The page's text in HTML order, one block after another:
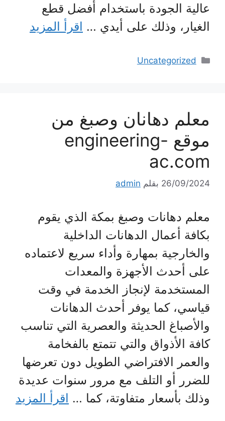
عالية الجودة باستخدام أفضل قطع
الغيار، وذلك على أيدي … اقرأ المزيد
التصنيفات
Uncategorized
معلم دهانان وصبغ من
موقع engineering-
ac.com
26/09/2024 بقلم admin
معلم دهانات وصبغ بمكة الذي يقوم
بكافة أعمال الدهانات الداخلية
والخارجية بمهارة وأداء سريع لاعتماده
على أحدث الأجهزة والمعدات
المستخدمة لإنجاز الخدمة في وقت
قياسي، كما يوفر أحدث الدهانات
والأصباغ الحديثة والعصرية التي تناسب
كافة الأذواق والتي تتمتع بالفخامة
والعمر الافتراضي الطويل دون تعرضها
للضرر أو التلف مع مرور سنوات عديدة
وذلك بأسعار متفاوتة، كما … اقرأ المزيد